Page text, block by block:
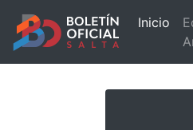
Inicio